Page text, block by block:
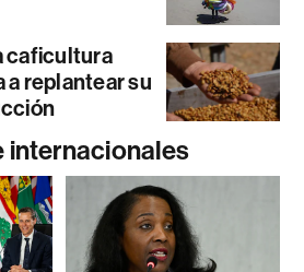
caficultura
replantear su
internacionales